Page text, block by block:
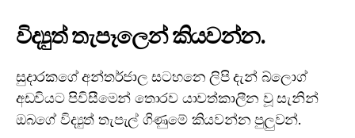
විද්‍යුත් තැපෑලෙන් කියවන්න.
සුදාරකගේ අන්තර්ජාල සටහනෙ ලිපි දැන් බ්ලොග්
අඩවියට පිවිසීමෙන් තොරව යාවත්කාලීන වූ සැනින්
ඔබගේ විද්‍යුත් තැපැල් ගිණුමේ කියවන්න පුලුවන්.